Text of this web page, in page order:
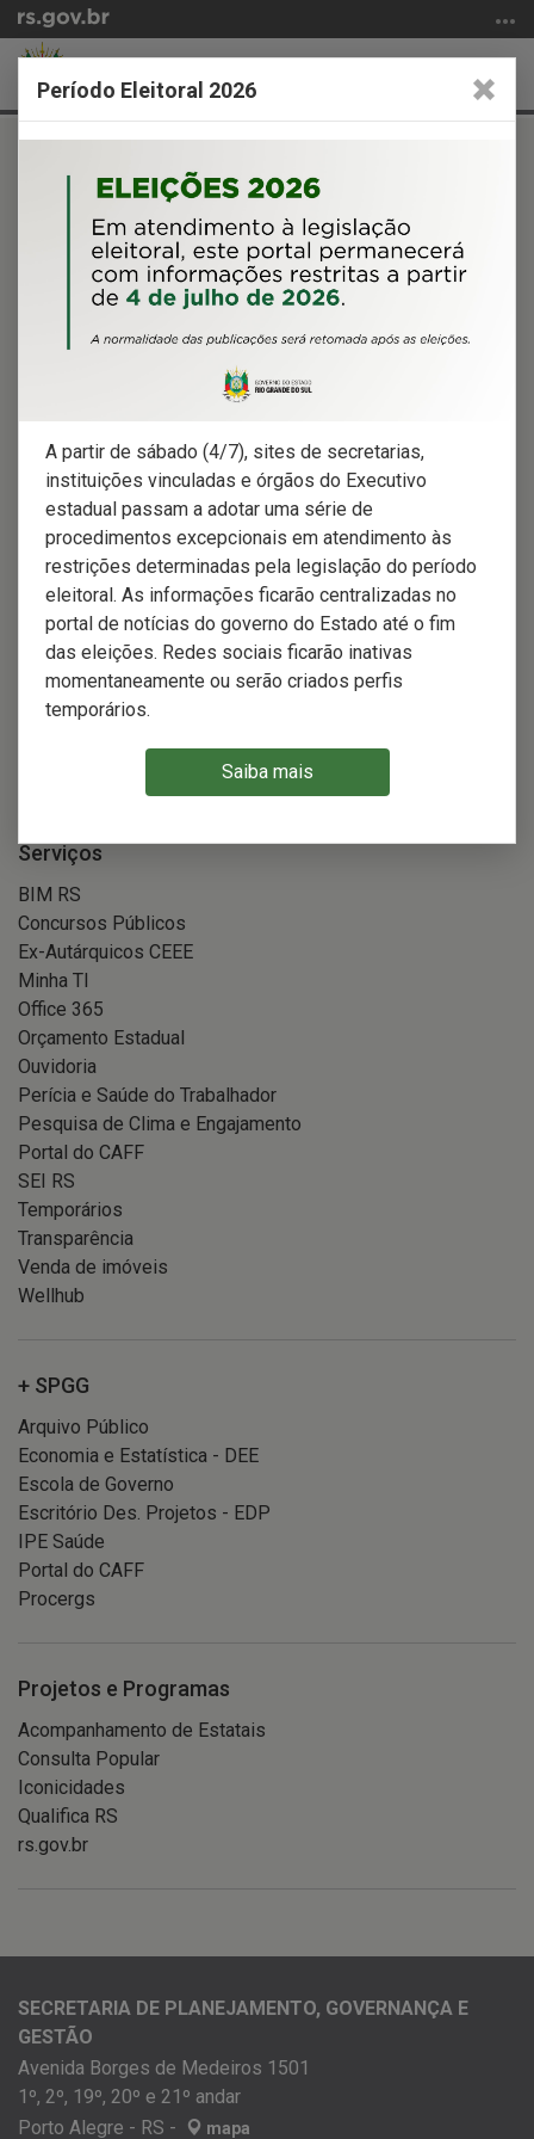
para
conteúdo
PLANEJAMENTO, GOVERNANÇA E GESTÃO
a
busca
Início
Período Eleitoral 2026
A partir de sábado (4/7), sites de secretarias,
instituições vinculadas e órgãos do Executivo
estadual passam a adotar uma série de
procedimentos excepcionais em atendimento às
restrições determinadas pela legislação do período
eleitoral. As informações ficarão centralizadas no
portal de notícias do governo do Estado até o fim
das eleições. Redes sociais ficarão inativas
momentaneamente ou serão criados perfis
temporários.
Saiba mais
Institucional
Competências
Secretária
Estrutura Administrativa
Agenda da Secretária
Mapa Estratégico do Governo
Proteção de Dados Pessoais
Subsecretarias
Administração
Gestão de Pessoas
TIC e Digital
Patrimônio
Planejamento
Licitações
Comunicação
Assessoria de Comunicação
Serviços
BIM RS
Concursos Públicos
Ex-Autárquicos CEEE
Minha TI
Office 365
Orçamento Estadual
Ouvidoria
Perícia e Saúde do Trabalhador
Pesquisa de Clima e Engajamento
Portal do CAFF
SEI RS
Temporários
Transparência
Venda de imóveis
Wellhub
+ SPGG
Arquivo Público
Economia e Estatística - DEE
Escola de Governo
Escritório Des. Projetos - EDP
IPE Saúde
Portal do CAFF
Procergs
Projetos e Programas
Acompanhamento de Estatais
Consulta Popular
Iconicidades
Qualifica RS
rs.gov.br
SECRETARIA DE PLANEJAMENTO, GOVERNANÇA E
GESTÃO
Avenida Borges de Medeiros 1501
1º, 2º, 19º, 20º e 21º andar
Porto Alegre - RS -
mapa